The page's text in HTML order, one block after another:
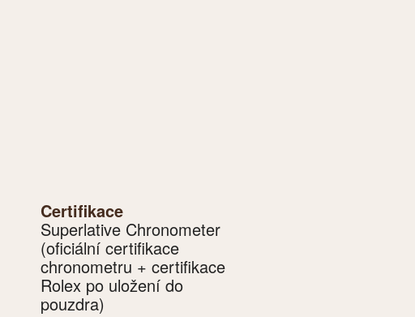
Certifikace
Superlative Chronometer
(oficiální certifikace
chronometru + certifikace
Rolex po uložení do
pouzdra)